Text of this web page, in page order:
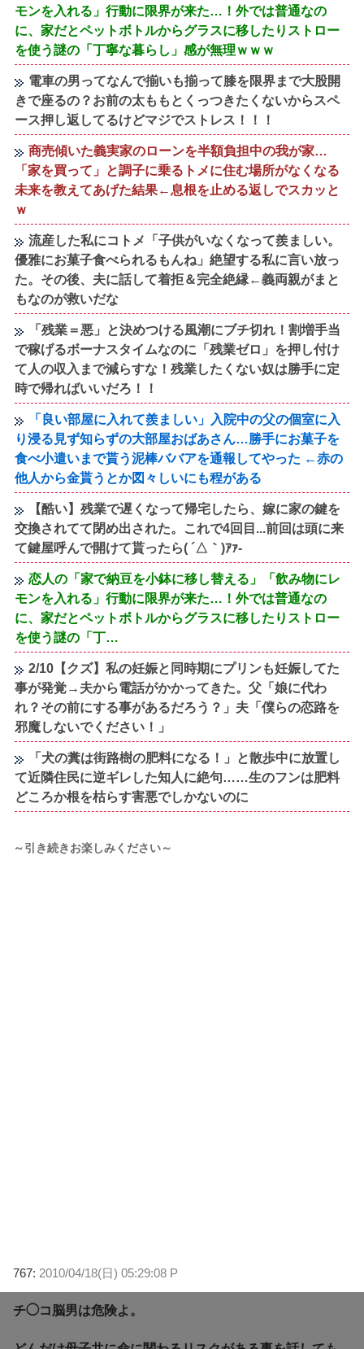
モンを入れる」行動に限界が来た…！外では普通なの
に、家だとペットボトルからグラスに移したりストロー
を使う謎の「丁寧な暮らし」感が無理ｗｗｗ
電車の男ってなんで揃いも揃って膝を限界まで大股開
きで座るの？お前の太ももとくっつきたくないからスペ
ース押し返してるけどマジでストレス！！！
商売傾いた義実家のローンを半額負担中の我が家…
「家を買って」と調子に乗るトメに住む場所がなくなる
未来を教えてあげた結果←息根を止める返しでスカッと
ｗ
流産した私にコトメ「子供がいなくなって羨ましい。
優雅にお菓子食べられるもんね」絶望する私に言い放っ
た。その後、夫に話して着拒＆完全絶縁←義両親がまと
もなのが救いだな
「残業＝悪」と決めつける風潮にブチ切れ！割増手当
で稼げるボーナスタイムなのに「残業ゼロ」を押し付け
て人の収入まで減らすな！残業したくない奴は勝手に定
時で帰ればいいだろ！！
「良い部屋に入れて羨ましい」入院中の父の個室に入
り浸る見ず知らずの大部屋おばあさん…勝手にお菓子を
食べ小遣いまで貰う泥棒ババアを通報してやった ←赤の
他人から金貰うとか図々しいにも程がある
【酷い】残業で遅くなって帰宅したら、嫁に家の鍵を
交換されてて閉め出された。これで4回目...前回は頭に来
て鍵屋呼んで開けて貰ったら( ´△｀)ｱｧ-
恋人の「家で納豆を小鉢に移し替える」「飲み物にレ
モンを入れる」行動に限界が来た…！外では普通なの
に、家だとペットボトルからグラスに移したりストロー
を使う謎の「丁…
2/10【クズ】私の妊娠と同時期にプリンも妊娠してた
事が発覚→夫から電話がかかってきた。父「娘に代わ
れ？その前にする事があるだろう？」夫「僕らの恋路を
邪魔しないでください！」
「犬の糞は街路樹の肥料になる！」と散歩中に放置し
て近隣住民に逆ギレした知人に絶句……生のフンは肥料
どころか根を枯らす害悪でしかないのに
～引き続きお楽しみください～
767: 2010/04/18(日) 05:29:08 P
チ◯コ脳男は危険よ。